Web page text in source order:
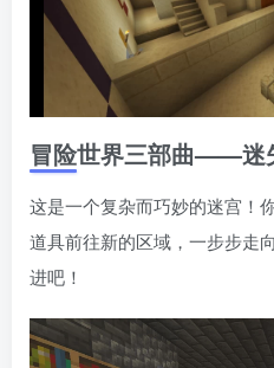
冒险世界三部曲——迷
这是一个复杂而巧妙的迷宫！
道具前往󠄹󠅀󠄪󠄢󠄡󠄦󠄞󠄧󠄣󠄞󠄢󠄡󠄧󠄞󠄡󠄣󠅬󠅅󠅃󠄵󠅂󠄪󠅗󠅥󠅕󠅣󠅤󠅬󠅄󠄹󠄽󠄵󠄪󠄢󠄠󠄢󠄦󠄝󠄠󠄨󠄝󠄠󠄦󠄐󠄠󠄦󠄪󠄣󠄩󠄪󠄠󠄢󠅬󠇓󠅰󠆀󠅄󠄹󠅄󠄱󠄹󠄻󠄵󠇓󠅰󠆁󠅄󠇕󠆔󠆚󠇗󠆗󠆁󠇗󠆭󠆁󠄐󠇗󠅹󠅸󠇖󠆍󠅳󠇖󠅹󠅰󠇖󠆌󠅹新的区域，一步步走
进吧！